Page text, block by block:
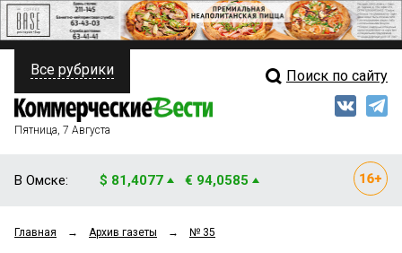
ПОЛИТИКА
ФИНАНСЫ
ОБЩЕСТВО
Свежий выпуск
Все рубрики Поиск по сайту
Пятница, 7 Августа
В Омске: $ 81,4077 € 94,0585
Главная → Архив газеты → № 35